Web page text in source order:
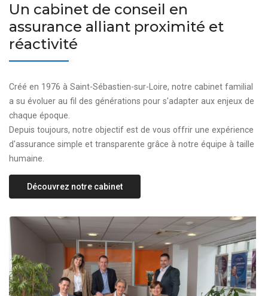
Un cabinet de conseil en
assurance alliant proximité et
réactivité
Créé en 1976 à Saint-Sébastien-sur-Loire, notre cabinet familial
a su évoluer au fil des générations pour s'adapter aux enjeux de
chaque époque.
Depuis toujours, notre objectif est de vous offrir une expérience
d'assurance simple et transparente grâce à notre équipe à taille
humaine.
Découvrez notre cabinet